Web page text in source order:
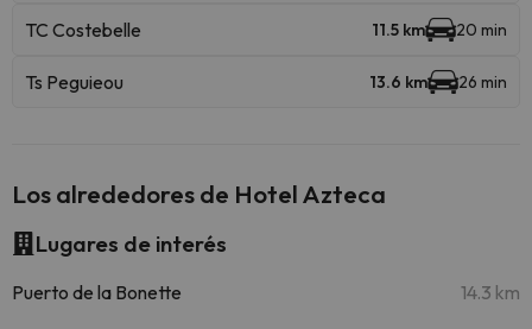
TC Costebelle 11.5 km 20 min
Ts Peguieou 13.6 km 26 min
Los alrededores de Hotel Azteca
Lugares de interés
Puerto de la Bonette 14.3 km